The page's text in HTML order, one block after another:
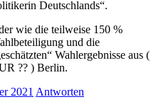
Deutschlands“.
wie die teilweise 150 %
und die
Wahlergebnisse aus (
?? ) Berlin.
2021 Antworten